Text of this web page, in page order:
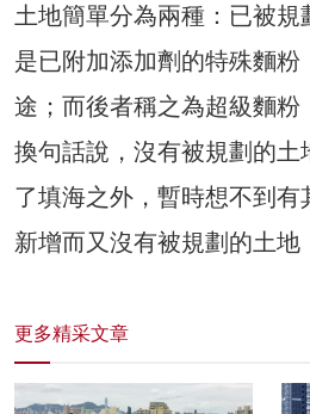
土地簡單分為兩種：已被
是已附加添加劑的特殊麵粉
途；而後者稱之為超級麵粉
換句話說，沒有被規劃的土
了填海之外，暫時想不到有
新增而又沒有被規劃的土地
更多精采文章